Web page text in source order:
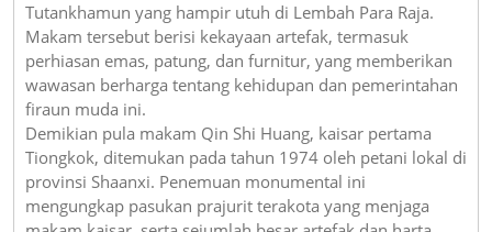
Tutankhamun yang hampir utuh di Lembah Para Raja.
Makam tersebut berisi kekayaan artefak, termasuk
perhiasan emas, patung, dan furnitur, yang memberikan
wawasan berharga tentang kehidupan dan pemerintahan
firaun muda ini.
Demikian pula makam Qin Shi Huang, kaisar pertama
Tiongkok, ditemukan pada tahun 1974 oleh petani lokal di
provinsi Shaanxi. Penemuan monumental ini
mengungkap pasukan prajurit terakota yang menjaga